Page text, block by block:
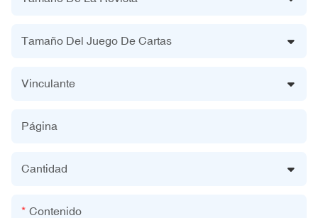
Tamaño Del Juego De Cartas
Vinculante
Página
Cantidad
Contenido